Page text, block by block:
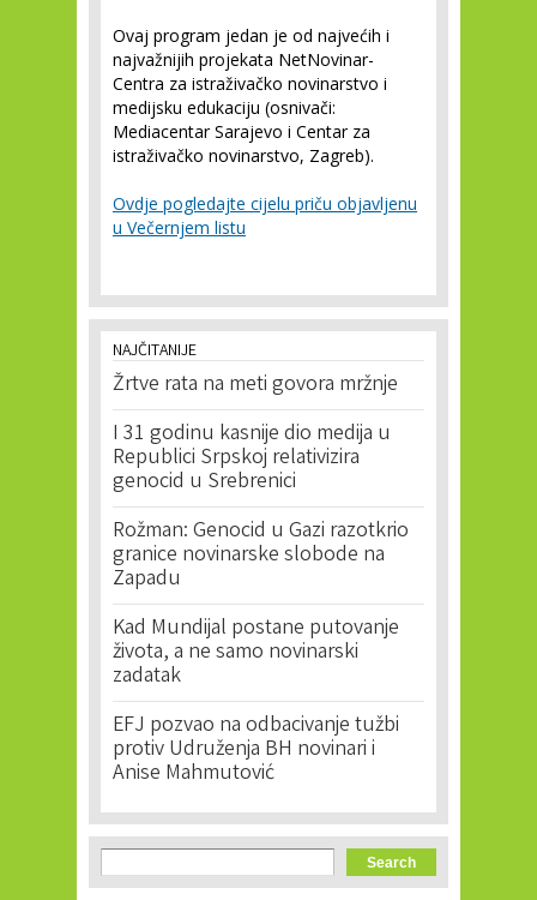
Ovaj program jedan je od najvećih i
najvažnijih projekata NetNovinar-
Centra za istraživačko novinarstvo i
medijsku edukaciju (osnivači:
Mediacentar Sarajevo i Centar za
istraživačko novinarstvo, Zagreb).
Ovdje pogledajte cijelu priču objavljenu
u Večernjem listu
NAJČITANIJE
Žrtve rata na meti govora mržnje
I 31 godinu kasnije dio medija u
Republici Srpskoj relativizira
genocid u Srebrenici
Rožman: Genocid u Gazi razotkrio
granice novinarske slobode na
Zapadu
Kad Mundijal postane putovanje
života, a ne samo novinarski
zadatak
EFJ pozvao na odbacivanje tužbi
protiv Udruženja BH novinari i
Anise Mahmutović
Search form
Search